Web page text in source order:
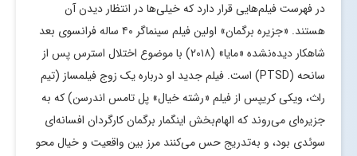
در فهرست فیلم‌هایی قرار دارد که خیلی‌ها در انتظار دیدن آن
هستند. «جزیره برگمان» اولین فیلم سینماگر ۴۰ ساله فرانسوی بعد
شاهکار دیده‌نشده «مایا» (۲۰۱۸) با موضوع اختلال استرس پس از
سانحه (PTSD) است. فیلم جدید او درباره یک زوج فیلمساز (تیم
راث، ویکی کریپس از فیلم «رشته خیال» پل تامس اندرسن) که به
جزیره‌ای می‌روند که الهام‌بخش اینگمار برگمان کارگردان افسانه‌ای
سوئدی بود، و به‌تدریج حس می‌کنند مرز بین واقعیت و خیال محو